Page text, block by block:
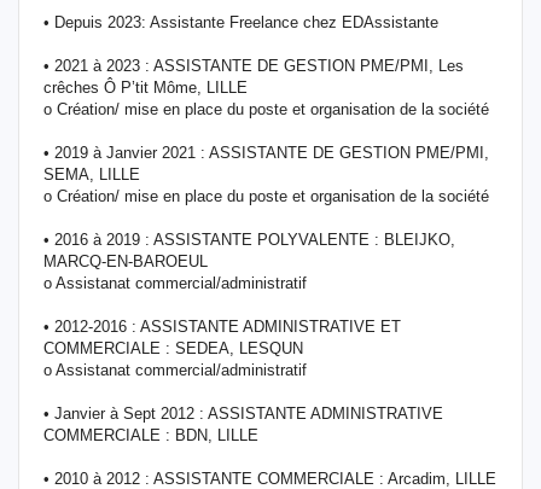
• Depuis 2023: Assistante Freelance chez EDAssistante
• 2021 à 2023 : ASSISTANTE DE GESTION PME/PMI, Les
crêches Ô P’tit Môme, LILLE
o Création/ mise en place du poste et organisation de la société
• 2019 à Janvier 2021 : ASSISTANTE DE GESTION PME/PMI,
SEMA, LILLE
o Création/ mise en place du poste et organisation de la société
• 2016 à 2019 : ASSISTANTE POLYVALENTE : BLEIJKO,
MARCQ-EN-BAROEUL
o Assistanat commercial/administratif
• 2012-2016 : ASSISTANTE ADMINISTRATIVE ET
COMMERCIALE : SEDEA, LESQUN
o Assistanat commercial/administratif
• Janvier à Sept 2012 : ASSISTANTE ADMINISTRATIVE
COMMERCIALE : BDN, LILLE
• 2010 à 2012 : ASSISTANTE COMMERCIALE : Arcadim, LILLE